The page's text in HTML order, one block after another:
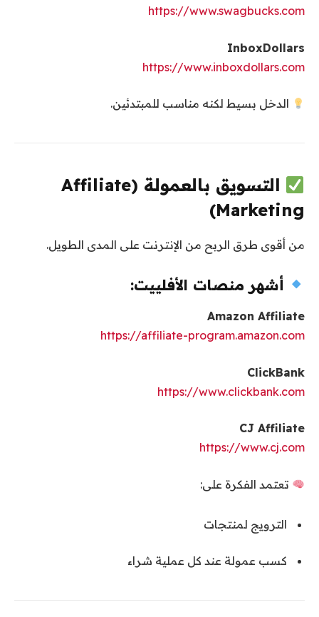
https://www.swagbucks.com
InboxDollars
https://www.inboxdollars.com
الدخل بسيط لكنه مناسب للمبتدئين.
التسويق بالعمولة (Affiliate
Marketing)
من أقوى طرق الربح من الإنترنت على المدى الطويل.
أشهر منصات الأفلييت:
Amazon Affiliate
https://affiliate-program.amazon.com
ClickBank
https://www.clickbank.com
CJ Affiliate
https://www.cj.com
تعتمد الفكرة على:
الترويج لمنتجات
كسب عمولة عند كل عملية شراء